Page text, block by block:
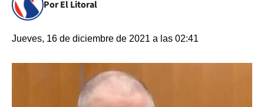
Por El Litoral
Jueves, 16 de diciembre de 2021 a las 02:41